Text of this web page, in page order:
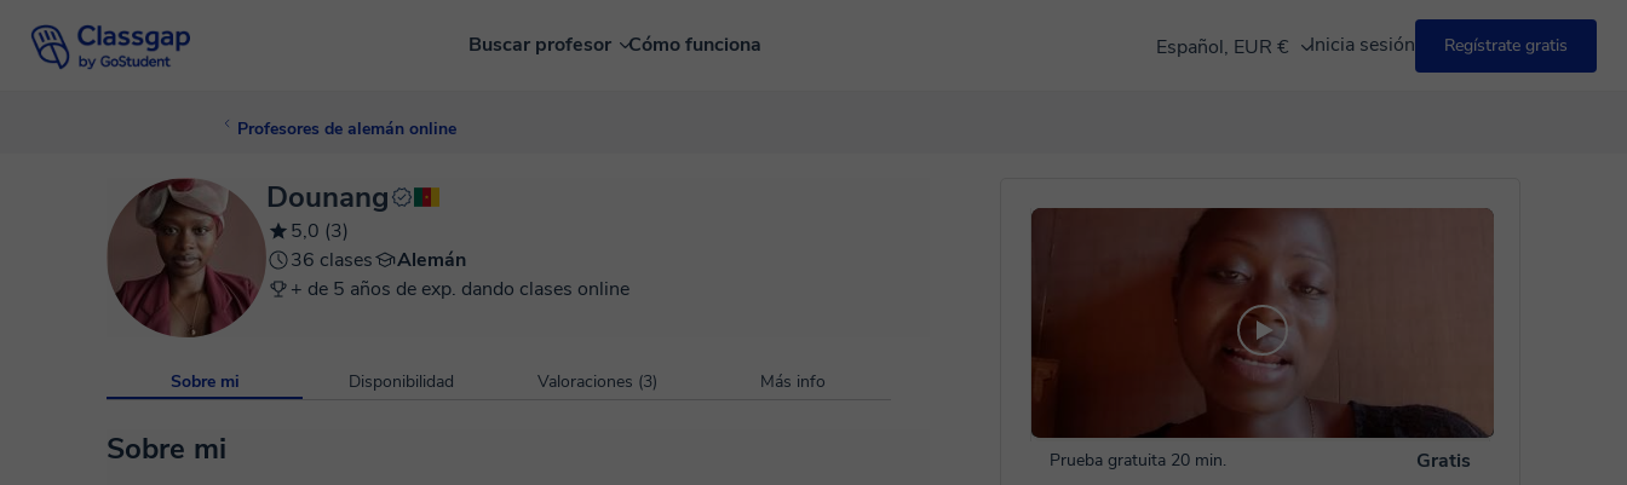
Buscar profesor Cómo funciona Español, EUR € Inicia sesión Regístrate gratis
Profesores de alemán online
Prueba gratuita 20 min. Gratis
Dounang
5,0 (3)
36 clases
Alemán
+ de 5 años de exp. dando clases online
Sobre mi Disponibilidad Valoraciones (3) Más info
Sobre mi